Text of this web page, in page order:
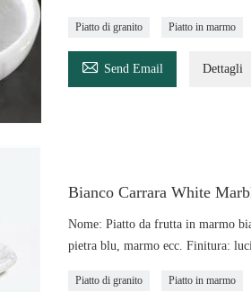
Piatto di granito Piatto in marmo
 Send Email Dettagli
Bianco Carrara White
Nome: Piatto da frutta in marmo
pietra blu, marmo ecc. Finitura:
Piatto di granito Piatto in marmo